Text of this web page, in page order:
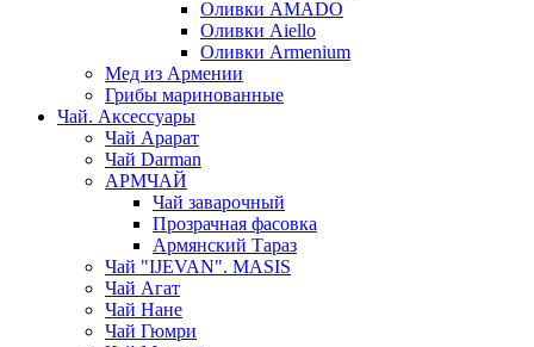
Оливки AMADO
Оливки Aiello
Оливки Armenium
Мед из Армении
Грибы маринованные
Чай. Аксессуары
Чай Арарат
Чай Darman
АРМЧАЙ
Чай заварочный
Прозрачная фасовка
Армянский Тараз
Чай "IJEVAN". MASIS
Чай Агат
Чай Нане
Чай Гюмри